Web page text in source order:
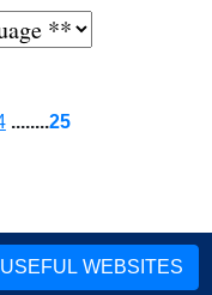
........25
USEFUL WEBSITES